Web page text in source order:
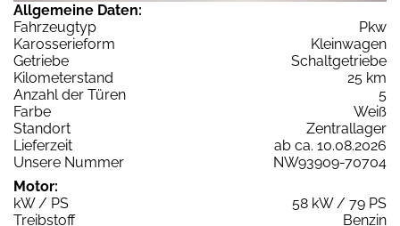
Allgemeine Daten:
Fahrzeugtyp
Pkw
Karosserieform
Kleinwagen
Getriebe
Schaltgetriebe
Kilometerstand
25 km
Anzahl der Türen
5
Farbe
Weiß
Standort
Zentrallager
Lieferzeit
ab ca. 10.08.2026
Unsere Nummer
NW93909-70704
Motor:
kW / PS
58 kW / 79 PS
Treibstoff
Benzin